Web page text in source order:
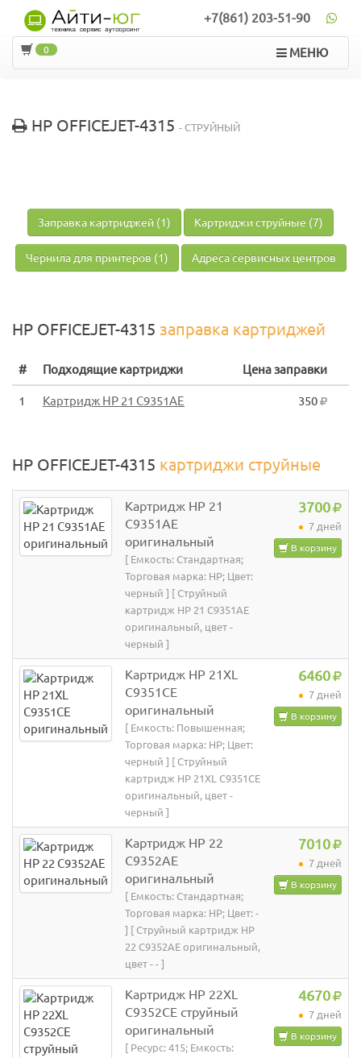
+7(861) 203-51-90
МЕНЮ
0
HP OFFICEJET-4315 - СТРУЙНЫЙ
Заправка картриджей (1) Картриджи струйные (7)
Чернила для принтеров (1) Адреса сервисных центров
HP OFFICEJET-4315 заправка картриджей
# Подходящие картриджи Цена заправки
1 Картридж HP 21 C9351AE 350
HP OFFICEJET-4315 картриджи струйные
Картридж HP 21
C9351AE
оригинальный
[ Емкость: Стандартная;
Торговая марка: HP; Цвет:
черный ] [ Струйный
картридж HP 21 C9351AE
оригинальный, цвет -
черный ]
3700
7 дней
В корзину
Картридж HP 21XL
C9351CE
оригинальный
[ Емкость: Повышенная;
Торговая марка: HP; Цвет:
черный ] [ Струйный
картридж HP 21XL C9351CE
оригинальный, цвет -
черный ]
6460
7 дней
В корзину
Картридж HP 22
C9352AE
оригинальный
[ Емкость: Стандартная;
Торговая марка: HP; Цвет: -
] [ Струйный картридж HP
22 C9352AE оригинальный,
цвет - - ]
7010
7 дней
В корзину
Картридж HP 22XL
C9352CE струйный
оригинальный
[ Ресурс: 415; Емкость:
4670
7 дней
В корзину